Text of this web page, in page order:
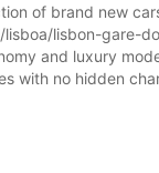
of brand new
lisbon-gare-
and luxury
with no hidden